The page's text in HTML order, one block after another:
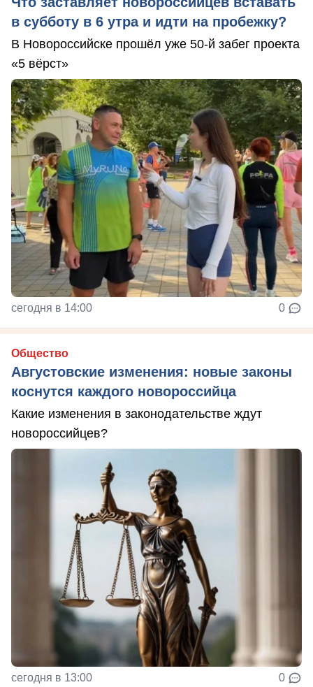
в субботу в 6 утра и идти на пробежку?
В Новороссийске прошёл уже 50-й забег проекта
«5 вёрст»
сегодня в 14:00 0
Общество
Августовские изменения: новые законы
коснутся каждого новороссийца
Какие изменения в законодательстве ждут
новороссийцев?
сегодня в 13:00 0